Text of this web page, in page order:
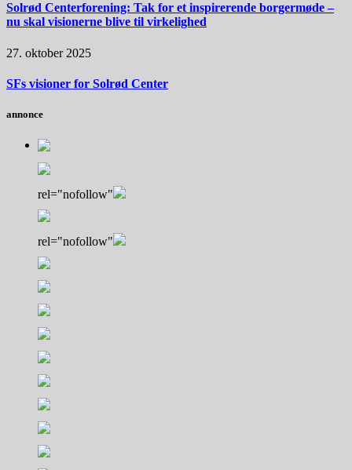
Solrød Centerforening: Tak for et inspirerende borgermøde –
nu skal visionerne blive til virkelighed
27. oktober 2025
SFs visioner for Solrød Center
annonce
rel="nofollow"
rel="nofollow"